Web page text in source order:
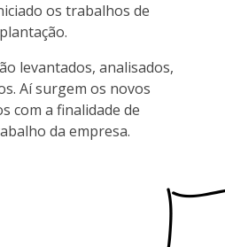
os trabalhos de
levantados, analisados,
Aí surgem os novos
com a finalidade de
da empresa.